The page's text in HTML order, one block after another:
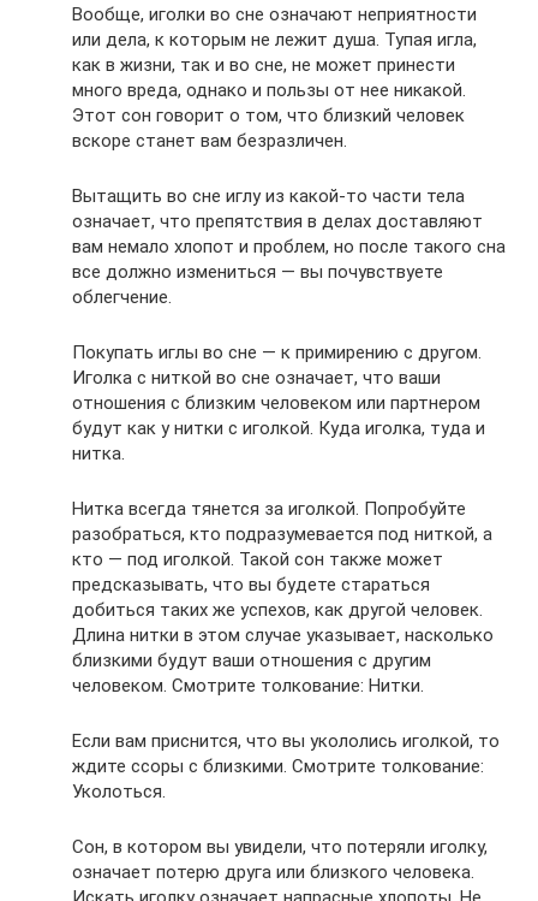
Вообще, иголки во сне означают неприятности
или дела, к которым не лежит душа. Тупая игла,
как в жизни, так и во сне, не может принести
много вреда, однако и пользы от нее никакой.
Этот сон говорит о том, что близкий человек
вскоре станет вам безразличен.
Вытащить во сне иглу из какой-то части тела
означает, что препятствия в делах доставляют
вам немало хлопот и проблем, но после такого сна
все должно измениться — вы почувствуете
облегчение.
Покупать иглы во сне — к примирению с другом.
Иголка с ниткой во сне означает, что ваши
отношения с близким человеком или партнером
будут как у нитки с иголкой. Куда иголка, туда и
нитка.
Нитка всегда тянется за иголкой. Попробуйте
разобраться, кто подразумевается под ниткой, а
кто — под иголкой. Такой сон также может
предсказывать, что вы будете стараться
добиться таких же успехов, как другой человек.
Длина нитки в этом случае указывает, насколько
близкими будут ваши отношения с другим
человеком. Смотрите толкование: Нитки.
Если вам приснится, что вы укололись иголкой, то
ждите ссоры с близкими. Смотрите толкование:
Уколоться.
Сон, в котором вы увидели, что потеряли иголку,
означает потерю друга или близкого человека.